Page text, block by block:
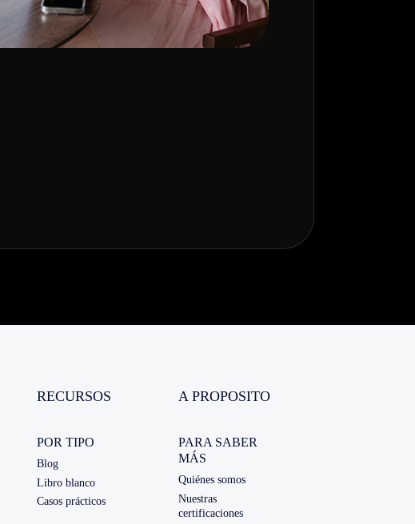
RECURSOS
POR TIPO
Blog
Libro blanco
Casos prácticos
A PROPOSITO
PARA SABER
MÁS
Quiénes somos
Nuestras
certificaciones